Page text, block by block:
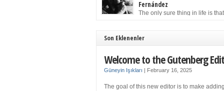
to solution may well be to get more sleep but
you get your 8 hours a night and still feel
Fernández
The only sure thing in life is that
sooner rather than later the leader of the
Revolution would succumb to that most strict
ways by the […]
Son Eklenenler
Welcome to the Gutenberg
Güneyin Işıkları February 16, 2025
The goal of this new editor is to make